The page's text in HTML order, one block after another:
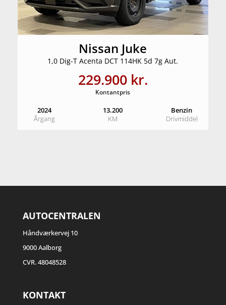
Nissan Juke
1,0 Dig-T Acenta DCT 114HK 5d 7g Aut.
229.900 kr.
Kontantpris
2024
Årgang
13.200
KM
Benzin
Drivmiddel
AUTOCENTRALEN
Håndværkervej 10
9000 Aalborg
CVR. 48048528
KONTAKT